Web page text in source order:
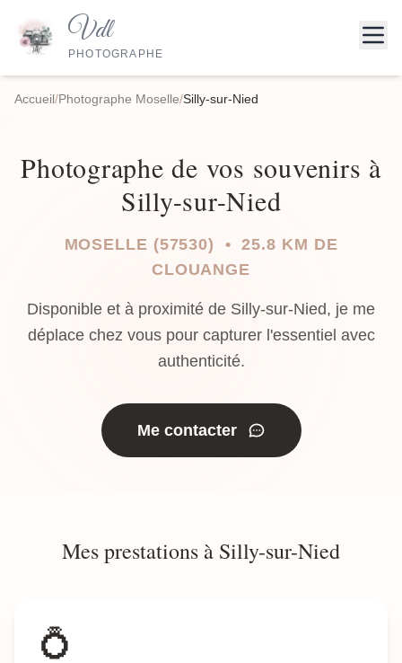
Vdl
PHOTOGRAPHE
Accueil/Photographe Moselle/Silly-sur-Nied
Photographe de vos souvenirs à
Silly-sur-Nied
MOSELLE (57530) • 25.8 KM DE
CLOUANGE
Disponible et à proximité de Silly-sur-Nied, je me
déplace chez vous pour capturer l'essentiel avec
authenticité.
Me contacter
Mes prestations à Silly-sur-Nied
💍